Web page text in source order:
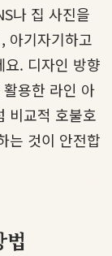
나 집 사진을
아기자기하고
. 디자인 방향
용한 라인 아
비교적 호불호
는 것이 안전합